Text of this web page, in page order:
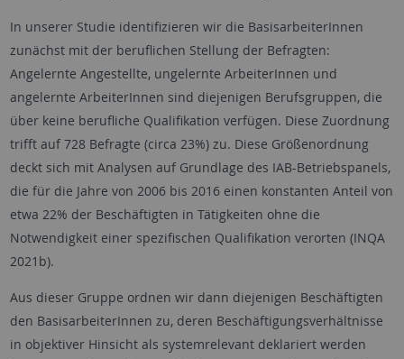
In unserer Studie identifizieren wir die BasisarbeiterInnen
zunächst mit der beruflichen Stellung der Befragten:
Angelernte Angestellte, ungelernte ArbeiterInnen und
angelernte ArbeiterInnen sind diejenigen Berufsgruppen, die
über keine berufliche Qualifikation verfügen. Diese Zuordnung
trifft auf 728 Befragte (circa 23%) zu. Diese Größenordnung
deckt sich mit Analysen auf Grundlage des IAB-Betriebspanels,
die für die Jahre von 2006 bis 2016 einen konstanten Anteil von
etwa 22% der Beschäftigten in Tätigkeiten ohne die
Notwendigkeit einer spezifischen Qualifikation verorten (INQA
2021b).
Aus dieser Gruppe ordnen wir dann diejenigen Beschäftigten
den BasisarbeiterInnen zu, deren Beschäftigungsverhältnisse
in objektiver Hinsicht als systemrelevant deklariert werden